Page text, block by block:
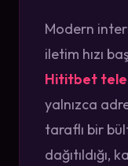
Modern
iletim hızı
Hititbet
yalnızca
taraflı bir
dağıtıldığı,